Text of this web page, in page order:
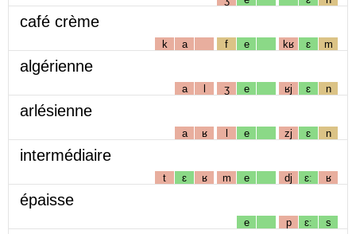
café crème
k a f e kʁ ɛ m
algérienne
a l ʒ e ʁj ɛ n
arlésienne
a ʁ l e zj ɛ n
intermédiaire
t ɛ ʁ m e dj ɛː ʁ
épaisse
e p ɛː s